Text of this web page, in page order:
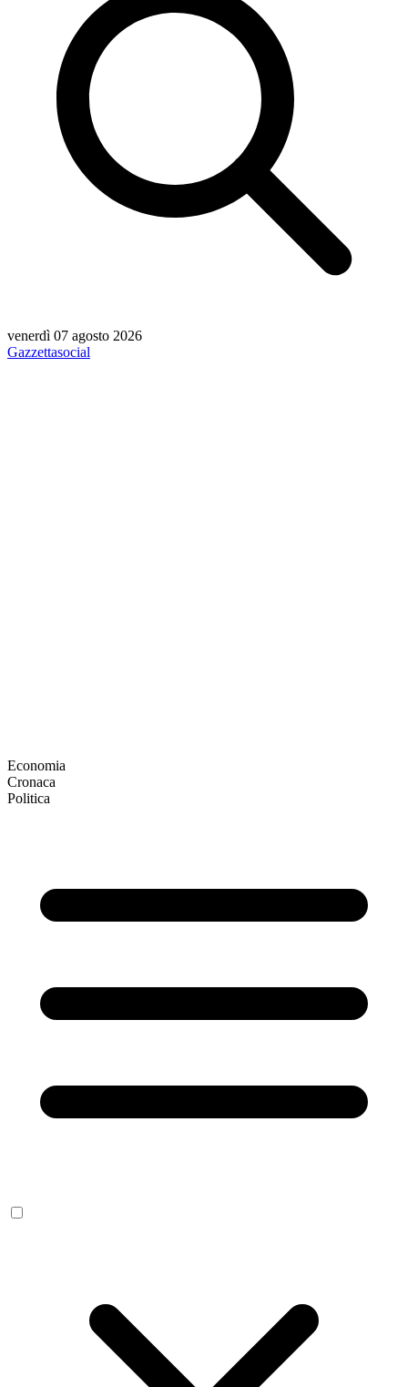
venerdì 07 agosto 2026
Gazzettasocial
Economia
Cronaca
Politica